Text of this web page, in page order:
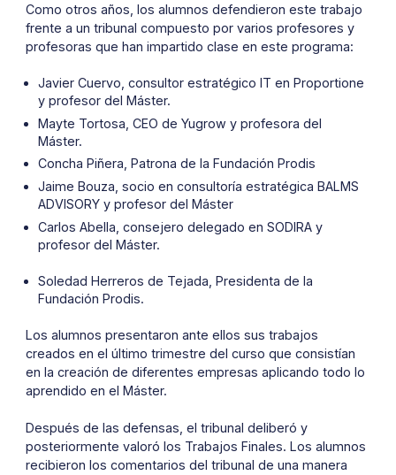
Como otros años, los alumnos defendieron este trabajo
frente a un tribunal compuesto por varios profesores y
profesoras que han impartido clase en este programa:
Javier Cuervo, consultor estratégico IT en Proportione
y profesor del Máster.
Mayte Tortosa, CEO de Yugrow y profesora del
Máster.
Concha Piñera, Patrona de la Fundación Prodis
Jaime Bouza, socio en consultoría estratégica BALMS
ADVISORY y profesor del Máster
Carlos Abella, consejero delegado en SODIRA y
profesor del Máster.
Soledad Herreros de Tejada, Presidenta de la
Fundación Prodis.
Los alumnos presentaron ante ellos sus trabajos
creados en el último trimestre del curso que consistían
en la creación de diferentes empresas aplicando todo lo
aprendido en el Máster.
Después de las defensas, el tribunal deliberó y
posteriormente valoró los Trabajos Finales. Los alumnos
recibieron los comentarios del tribunal de una manera